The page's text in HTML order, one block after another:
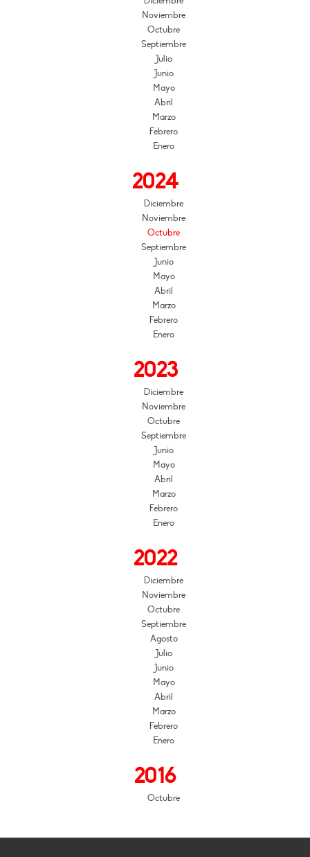
Noviembre
Octubre
Septiembre
Julio
Junio
Mayo
Abril
Marzo
Febrero
Enero
2024
Diciembre
Noviembre
Octubre
Septiembre
Junio
Mayo
Abril
Marzo
Febrero
Enero
2023
Diciembre
Noviembre
Octubre
Septiembre
Junio
Mayo
Abril
Marzo
Febrero
Enero
2022
Diciembre
Noviembre
Octubre
Septiembre
Agosto
Julio
Junio
Mayo
Abril
Marzo
Febrero
Enero
2016
Octubre